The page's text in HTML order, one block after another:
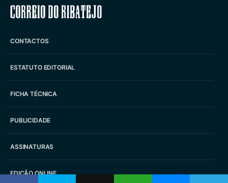
Correio do Ribatejo
CONTACTOS
ESTATUTO EDITORIAL
FICHA TÉCNICA
PUBLICIDADE
ASSINATURAS
EDIÇÃO ONLINE